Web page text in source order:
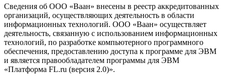
Сведения об ООО «Ваан» внесены в реестр аккредитованных
организаций, осуществляющих деятельность в области
информационных технологий. ООО «Ваан» осуществляет
деятельность, связанную с использованием информационных
технологий, по разработке компьютерного программного
обеспечения, предоставлению доступа к программе для ЭВМ
и является правообладателем программы для ЭВМ
«Платформа FL.ru (версия 2.0)».